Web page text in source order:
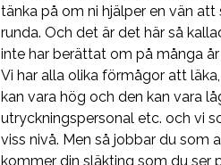
tänka på om ni hjälper en vän
runda. Och det är det här så
inte har berättat om på många år
Vi har alla olika förmågor att
kan vara hög och den kan vara
utryckningspersonal etc. och vi
viss nivå. Men så jobbar du som
kommer din släkting som du ser